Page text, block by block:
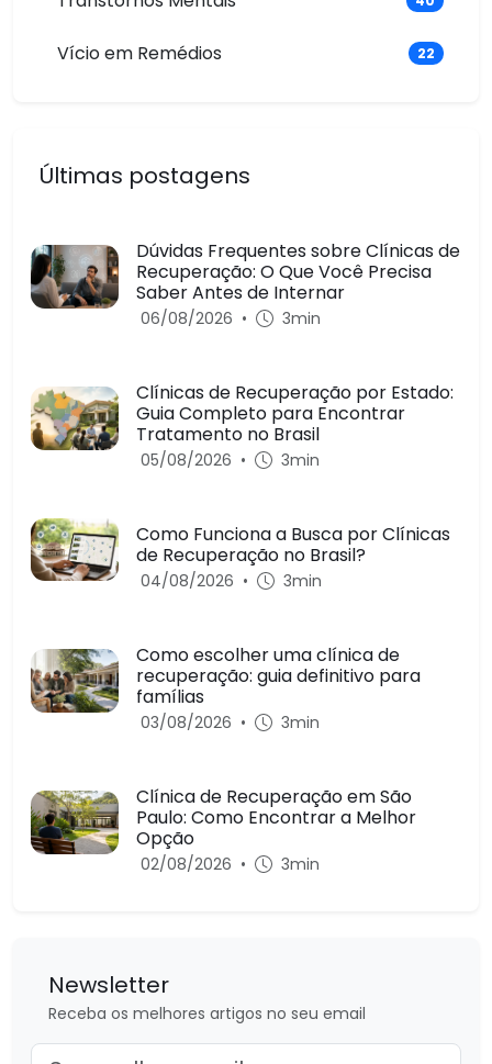
Vício em Remédios 22
Últimas postagens
Dúvidas Frequentes sobre Clínicas de
Recuperação: O Que Você Precisa
Saber Antes de Internar
06/08/2026 • 3min
Clínicas de Recuperação por Estado:
Guia Completo para Encontrar
Tratamento no Brasil
05/08/2026 • 3min
Como Funciona a Busca por Clínicas
de Recuperação no Brasil?
04/08/2026 • 3min
Como escolher uma clínica de
recuperação: guia definitivo para
famílias
03/08/2026 • 3min
Clínica de Recuperação em São
Paulo: Como Encontrar a Melhor
Opção
02/08/2026 • 3min
Newsletter
Receba os melhores artigos no seu email